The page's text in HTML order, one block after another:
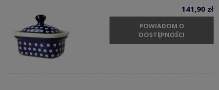
141,90 zł
POWIADOM O
DOSTĘPNOŚCI